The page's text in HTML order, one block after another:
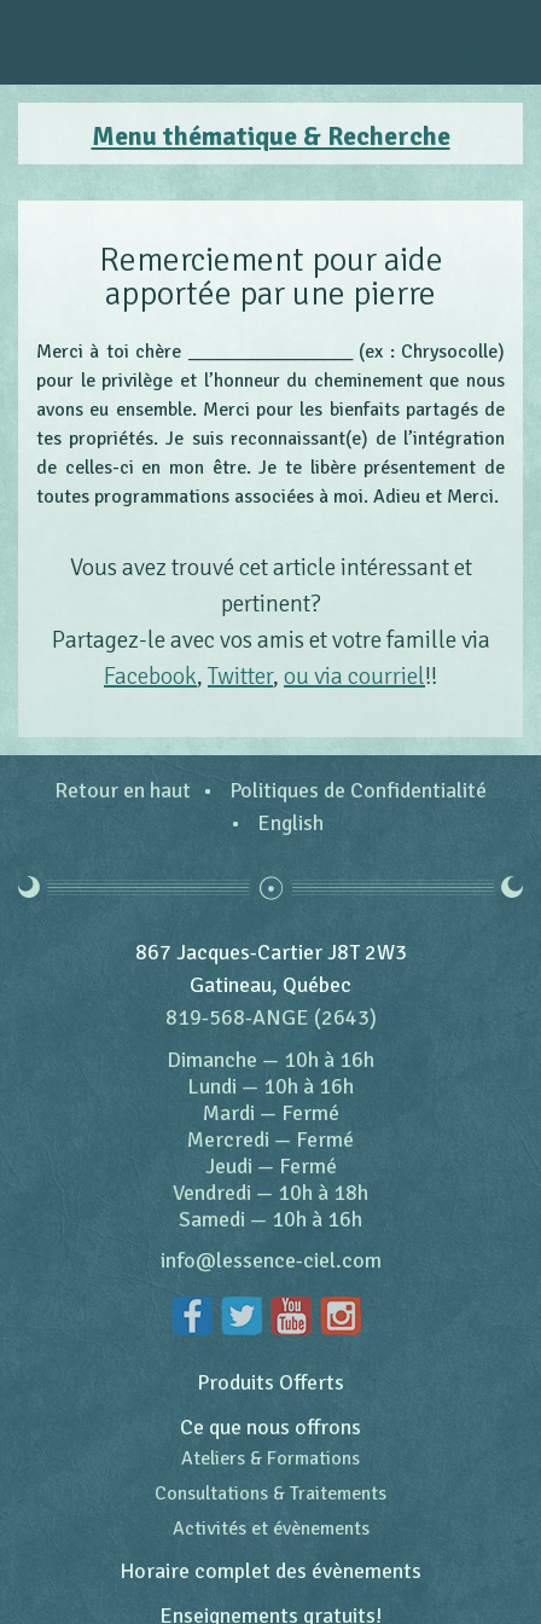
Menu thématique & Recherche
Remerciement pour aide
apportée par une pierre
Merci à toi chère _________________ (ex : Chrysocolle)
pour le privilège et l’honneur du cheminement que nous
avons eu ensemble. Merci pour les bienfaits partagés de
tes propriétés. Je suis reconnaissant(e) de l’intégration
de celles-ci en mon être. Je te libère présentement de
toutes programmations associées à moi. Adieu et Merci.
Vous avez trouvé cet article intéressant et
pertinent?
Partagez-le avec vos amis et votre famille via
Facebook, Twitter, ou via courriel!!
Retour en haut
Politiques de Confidentialité
English
867 Jacques-Cartier J8T 2W3
Gatineau, Québec
819-568-ANGE (2643)
Dimanche — 10h à 16h
Lundi — 10h à 16h
Mardi — Fermé
Mercredi — Fermé
Jeudi — Fermé
Vendredi — 10h à 18h
Samedi — 10h à 16h
info@lessence-ciel.com
Produits Offerts
Ce que nous offrons
Ateliers & Formations
Consultations & Traitements
Activités et évènements
Horaire complet des évènements
Enseignements gratuits!